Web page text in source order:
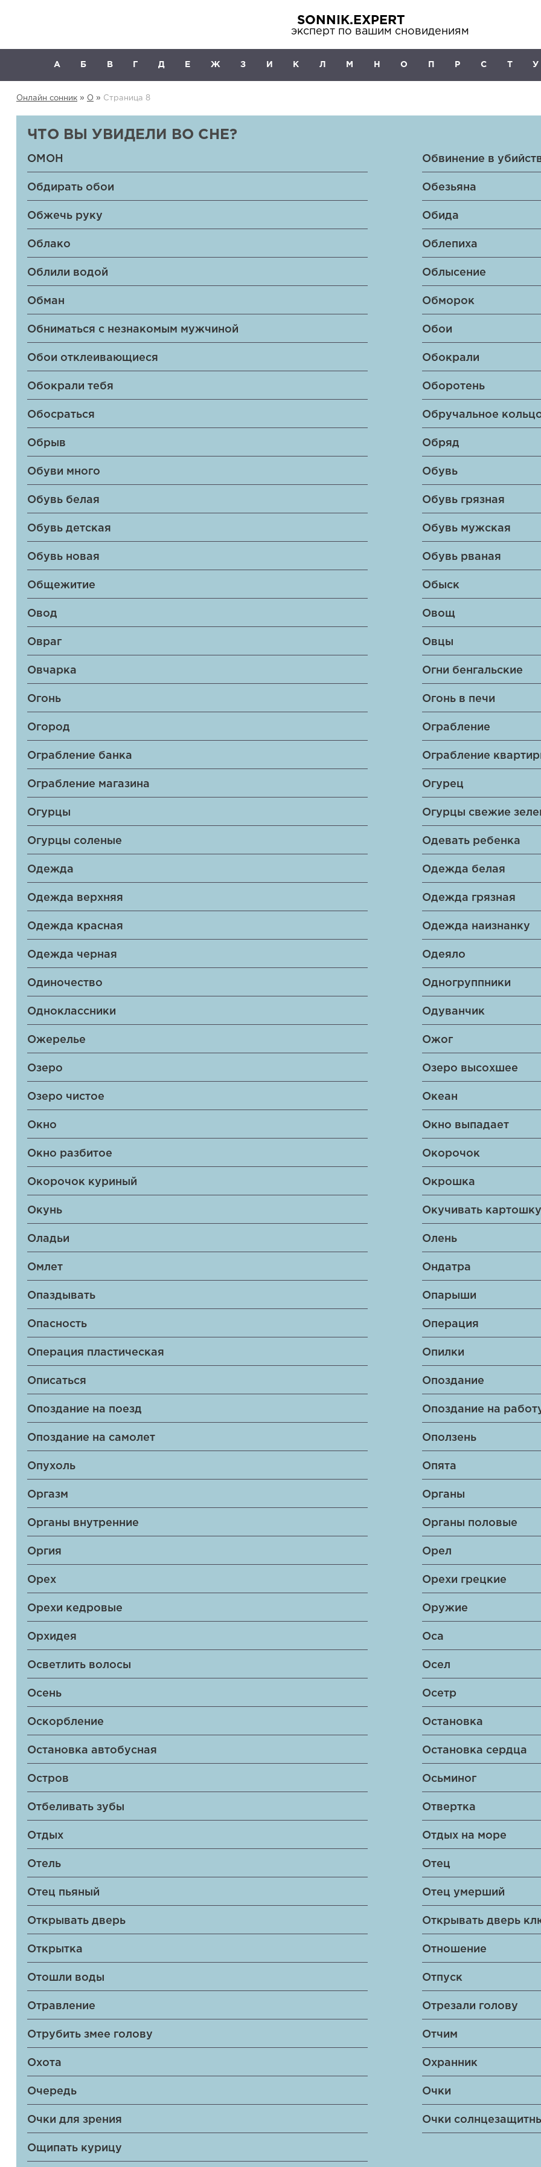
SONNIK.EXPERT
эксперт по вашим сновидениям
А Б В Г Д Е Ж З И К Л М Н О П Р С Т У
Онлайн сонник » О » Страница 8
ЧТО ВЫ УВИДЕЛИ ВО СНЕ?
ОМОН Обвинение в
Обдирать обои Обезьяна
Обжечь руку Обида
Облако Облепиха
Облили водой Облысение
Обман Обморок
Обниматься с незнакомым мужчиной Обои
Обои отклеивающиеся Обокрали
Обокрали тебя Оборотень
Обосраться Обручальное
Обрыв Обряд
Обуви много Обувь
Обувь белая Обувь грязная
Обувь детская Обувь мужская
Обувь новая Обувь рваная
Общежитие Обыск
Овод Овощ
Овраг Овцы
Овчарка Огни бенгальские
Огонь Огонь в печи
Огород Ограбление
Ограбление банка Ограбление
Ограбление магазина Огурец
Огурцы Огурцы свежие
Огурцы соленые Одевать ребенка
Одежда Одежда белая
Одежда верхняя Одежда грязная
Одежда красная Одежда наизнанку
Одежда черная Одеяло
Одиночество Одногруппники
Одноклассники Одуванчик
Ожерелье Ожог
Озеро Озеро высохшее
Озеро чистое Океан
Окно Окно выпадает
Окно разбитое Окорочок
Окорочок куриный Окрошка
Окунь Окучивать
Оладьи Олень
Омлет Ондатра
Опаздывать Опарыши
Опасность Операция
Операция пластическая Опилки
Описаться Опоздание
Опоздание на поезд Опоздание на
Опоздание на самолет Оползень
Опухоль Опята
Оргазм Органы
Органы внутренние Органы половые
Оргия Орел
Орех Орехи грецкие
Орехи кедровые Оружие
Орхидея Оса
Осветлить волосы Осел
Осень Осетр
Оскорбление Остановка
Остановка автобусная Остановка сердца
Остров Осьминог
Отбеливать зубы Отвертка
Отдых Отдых на море
Отель Отец
Отец пьяный Отец умерший
Открывать дверь Открывать дверь
Открытка Отношение
Отошли воды Отпуск
Отравление Отрезали голову
Отрубить змее голову Отчим
Охота Охранник
Очередь Очки
Очки для зрения Очки
Ощипать курицу